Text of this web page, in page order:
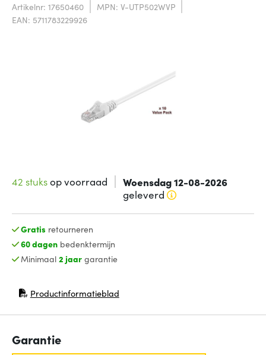
Artikelnr: 17650460
MPN: V-UTP502WVP
EAN: 5711783229926
42 stuksop voorraad Woensdag 12-08-2026
geleverd
Gratis retourneren
60 dagenbedenktermijn
Minimaal 2 jaargarantie
Productinformatieblad
(opent in nieuw venster)
Garantie